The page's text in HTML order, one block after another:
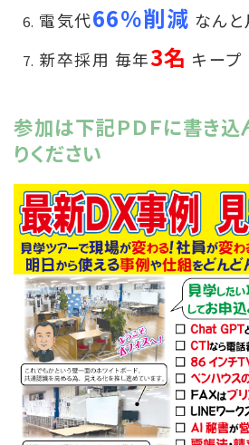
電気代66％削減 なん
新卒採用 毎年3名 キープ
参加は下記ＰＤＦに書き
りください